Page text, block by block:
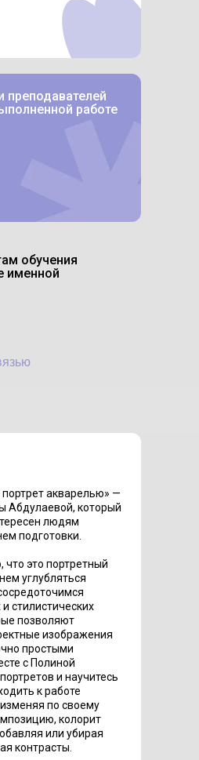
обучения
именной
преподавателей
работе
акварелью» —
Абдулаевой, который
людям
подготовки.
что это портретный
углубляться
стилистических
позволяют
изображения
простыми
с Полиной
и научитесь
к работе
по своему
колорит
или убирая
контрасты.